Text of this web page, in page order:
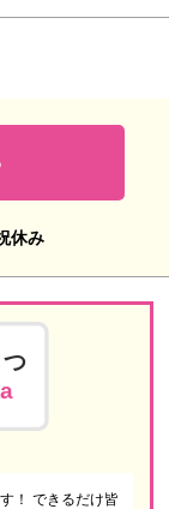
休み
！ できるだけ皆